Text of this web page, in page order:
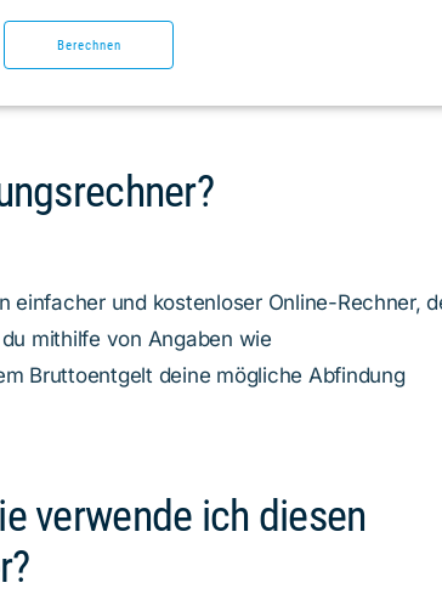
Berechnen
einfacher und kostenloser Online-Rechner,
mithilfe von Angaben wie
Bruttoentgelt deine mögliche Abfindung
verwende ich diesen